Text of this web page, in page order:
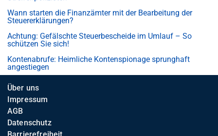
Wann starten die Finanzämter mit der Bearbeitung der
Steuererklärungen?
Achtung: Gefälschte Steuerbescheide im Umlauf – So
schützen Sie sich!
Kontenabrufe: Heimliche Kontenspionage sprunghaft
angestiegen
Über uns
Impressum
AGB
Datenschutz